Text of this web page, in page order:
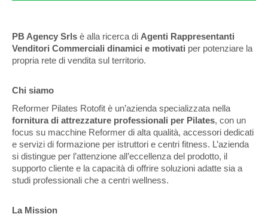
PB Agency Srls è alla ricerca di Agenti Rappresentanti
Venditori Commerciali dinamici e motivati per potenziare la
propria rete di vendita sul territorio.
Chi siamo
Reformer Pilates Rotofit è un’azienda specializzata nella
fornitura di attrezzature professionali per Pilates, con un
focus su macchine Reformer di alta qualità, accessori dedicati
e servizi di formazione per istruttori e centri fitness. L’azienda
si distingue per l’attenzione all’eccellenza del prodotto, il
supporto cliente e la capacità di offrire soluzioni adatte sia a
studi professionali che a centri wellness.
La Mission